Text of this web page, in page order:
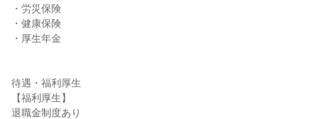
・労災保険
・健康保険
・厚生年金
待遇・福利厚生
【福利厚生】
退職金制度あり